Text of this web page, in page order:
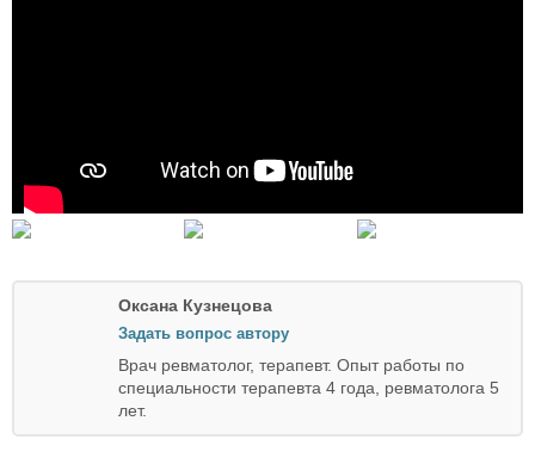
Оксана Кузнецова
Задать вопрос автору
Врач ревматолог, терапевт. Опыт работы по
специальности терапевта 4 года, ревматолога 5
лет.